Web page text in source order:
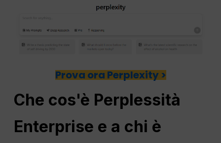
Prova ora Perplexity >
Che cos'è Perplessità
Enterprise e a chi è